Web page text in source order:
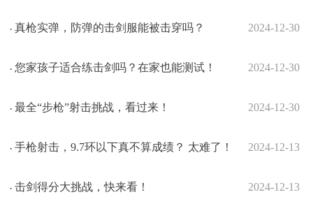
· 真枪实弹，防弹的击剑服能被击穿吗？ 2024-12-30
· 您家孩子适合练击剑吗？在家也能测试！ 2024-12-30
· 最全“步枪”射击挑战，看过来！ 2024-12-30
· 手枪射击，9.7环以下真不算成绩？ 太难了！ 2024-12-13
· 击剑得分大挑战，快来看！ 2024-12-13